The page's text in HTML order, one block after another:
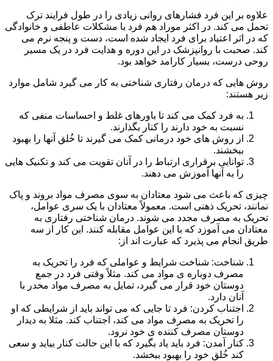
علاوه بر این فرد فشارهای روانی زیادی را در طول فرایند ترک
تحمل می کند. در اکثر موراد هم فرد با مشکلات عاطفی و خانوادگی
که در اثر اعتیاد برای فرد ایجاد شده است، دست و پنجه نرم می
کند. صحبت با روانپزشک در این دوره و هدایت فرد در یک مسیر
روحی درست، بسیار کارامد خواهد بود.
روش هایی که درمان رفتاری شناختی به کار می گیرد شامل موارد
زیر هستند:
به فرد کمک می کند تا باورهای غلط و احساسات منفی که
نسبت به خود دارند را کنار بگذارند.
از روش های خود درمانی کمک می گیرند تا خُلق آنها را بهبود
ببخشند.
توانایی برقراری ارتباط را در آنان تقویت می کند و تکنیک هایی
را به آنها آموزش می دهند.
چیزی که باعث می شود معتادان به سوی مصرف مواد بروند و پاک
نمانند، تحریک ذهنی است. معمولاً معتادان با یک سری عوامل،
تحریک به مصرف مجدد می شوند. درمان شناختی رفتاری به
معتادان می آموزد که با این عوامل مقابله کنند. این کار از سه
طریق انجام می پذیرد که عبارت اند از:
شناخت: شناخت شرایط و عواملی که فرد را تحریک به
مصرف دوباره ی مواد می کند. مثلاً وقتی فرد در جمع
دوستان خود قرار می گیرد، تمایل به مصرف مواد مخدر با
آنان دارد.
اجتناب کردن: فرد تا جایی که می تواند باید از شرایطی که او
را تحریک به مصرف مواد می کند، اجتناب کند. مثلا به دیدار
دوستان مصرف کننده ی خود نرود.
کنار آمدن: فرد باید یاد بگیرد که با این حالت کنار بیاید و سعی
کند خُلق خود را بهبود ببخشد.